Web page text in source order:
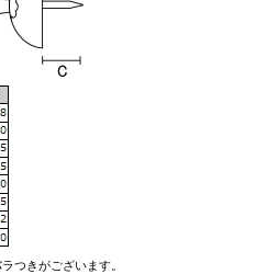
つきがございます。